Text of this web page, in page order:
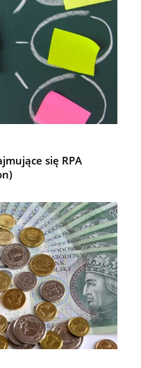
się RPA